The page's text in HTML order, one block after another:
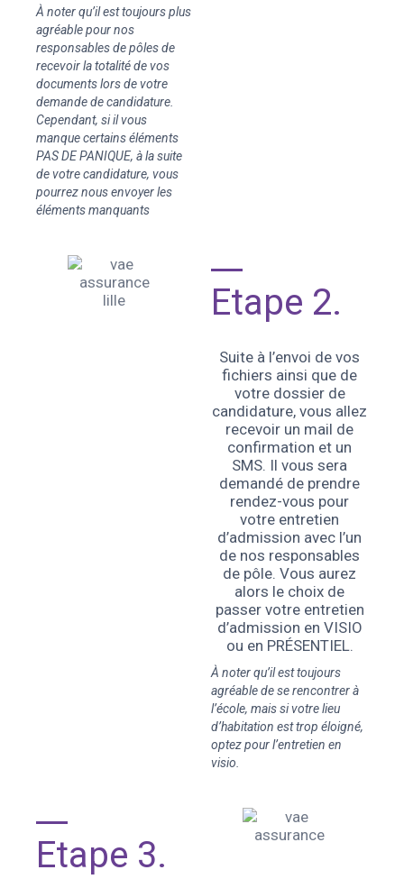
À noter qu’il est toujours plus
agréable pour nos
responsables de pôles de
recevoir la totalité de vos
documents lors de votre
demande de candidature.
Cependant, si il vous
manque certains éléments
PAS DE PANIQUE, à la suite
de votre candidature, vous
pourrez nous envoyer les
éléments manquants
Etape 2.
Suite à l’envoi de vos
fichiers ainsi que de
votre dossier de
candidature, vous allez
recevoir un mail de
confirmation et un
SMS. Il vous sera
demandé de prendre
rendez-vous pour
votre entretien
d’admission avec l’un
de nos responsables
de pôle. Vous aurez
alors le choix de
passer votre entretien
d’admission en VISIO
ou en PRÉSENTIEL.
À noter qu’il est toujours
agréable de se rencontrer à
l’école, mais si votre lieu
d’habitation est trop éloigné,
optez pour l’entretien en
visio.
Etape 3.